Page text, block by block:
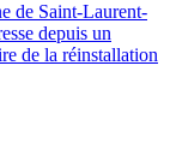
de Saint-Laurent-
depuis un
de la réinstallation